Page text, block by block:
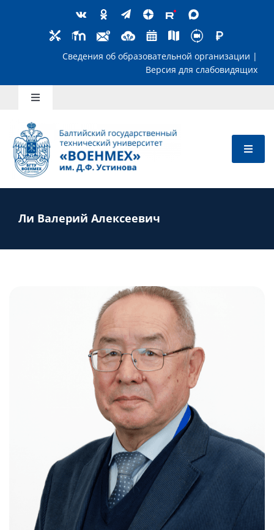
Сведения об образовательной
Toggle
Школьникам
Абитуриентам
Преподавателям
Ли Валерий Алексеевич